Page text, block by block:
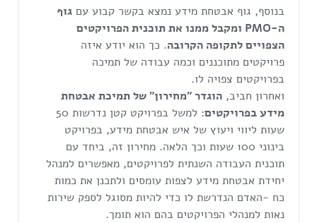
בנוסף, גוף אבטחת מידע נמצא בקשר קבוע עם גוף
ה-PMO ומקבל ממנו את תוכנית הפרויקטים
הצפויים לתקופה הקרובה. כך הוא יודע איזה
פרויקטים מתוכננים וכמה עבודה של תמיכה
בפרויקטים צפויה לו.
ואחרון חביב, הוגדר "מחירון" של תמיכת אבטחת
מידע בפרויקטים
: למשל בפרויקט קטן נדרשות 50
שעות ליווי ויעוץ של איש אבטחת מידע, בפרויקט
בינוני 100 שעות וכך הלאה. מחירון זה, ביחד עם
תוכנית העבודה השנתית לפרויקטים, מאפשרים למנהל
יחידת אבטחת מידע לצפות עומסים ולתכנן את כמות
כח -האדם הנדרשת לו כדי להיות מסוגל לספק שירות
נאות למנהלי הפרויקטים בהם הוא תומך.